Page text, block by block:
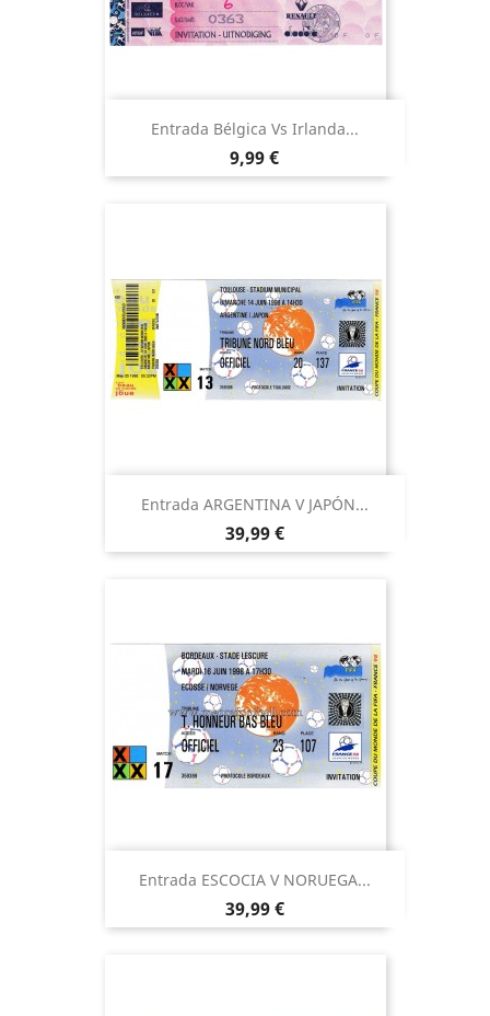
Entrada Bélgica Vs Irlanda...
Precio
9,99 €
Entrada ARGENTINA V JAPÓN...
Precio
39,99 €
Entrada ESCOCIA V NORUEGA...
Precio
39,99 €